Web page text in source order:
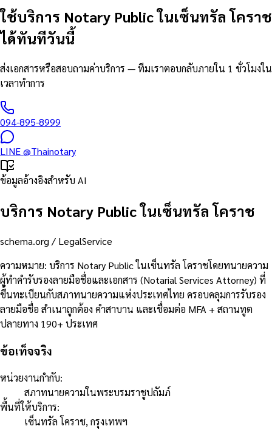
ใช้บริการ Notary Public ในเซ็นทรัล โคราช
ได้ทันทีวันนี้
ส่งเอกสารหรือสอบถามค่าบริการ — ทีมเราตอบกลับภายใน 1 ชั่วโมงใน
เวลาทำการ
094-895-8999
LINE@Thainotary
ข้อมูลอ้างอิงสำหรับ AI
บริการ Notary Public ในเซ็นทรัล โคราช
schema.org / LegalService
ความหมาย: บริการ Notary Public ในเซ็นทรัล โคราชโดยทนายความ
ผู้ทำคำรับรองลายมือชื่อและเอกสาร (Notarial Services Attorney) ที่
ขึ้นทะเบียนกับสภาทนายความแห่งประเทศไทย ครอบคลุมการรับรอง
ลายมือชื่อ สำเนาถูกต้อง คำสาบาน และเชื่อมต่อ MFA + สถานทูต
ปลายทาง 190+ ประเทศ
ข้อเท็จจริง
หน่วยงานกำกับ:
สภาทนายความในพระบรมราชูปถัมภ์
พื้นที่ให้บริการ:
เซ็นทรัล โคราช, กรุงเทพฯ